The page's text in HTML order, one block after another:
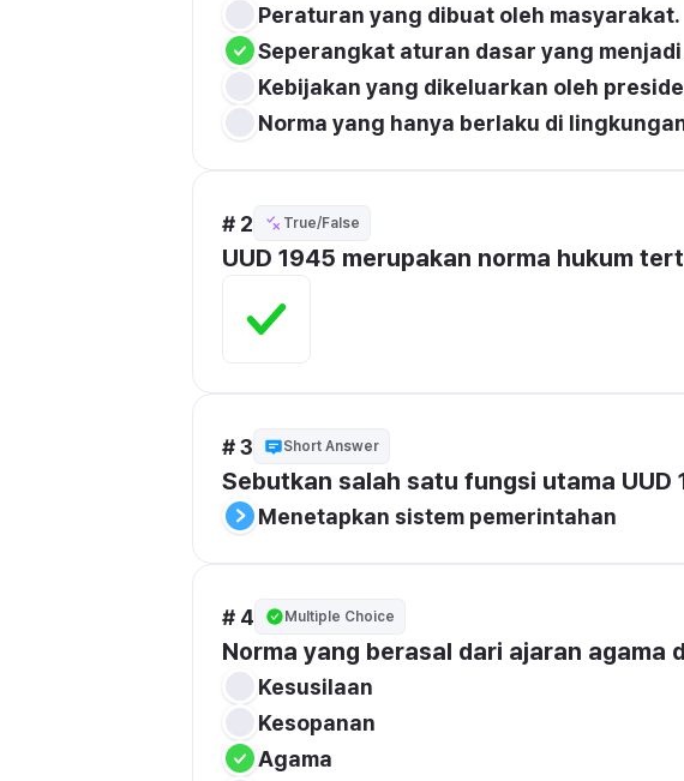
Peraturan yang dibuat oleh masyarakat.
Seperangkat aturan dasar yang
Kebijakan yang dikeluarkan oleh
Norma yang hanya berlaku di
# 2 True/False
UUD 1945 merupakan norma hukum
# 3 Short Answer
Sebutkan salah satu fungsi utama UUD
Menetapkan sistem pemerintahan
# 4 Multiple Choice
Norma yang berasal dari ajaran
Kesusilaan
Kesopanan
Agama